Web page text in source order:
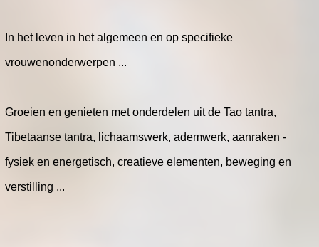
In het leven in het algemeen en op specifieke
vrouwenonderwerpen ...
Groeien en genieten met onderdelen uit de Tao tantra,
Tibetaanse tantra, lichaamswerk, ademwerk, aanraken -
fysiek en energetisch, creatieve elementen, beweging en
verstilling ...